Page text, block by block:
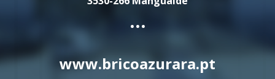
...
www.bricoazurara.pt